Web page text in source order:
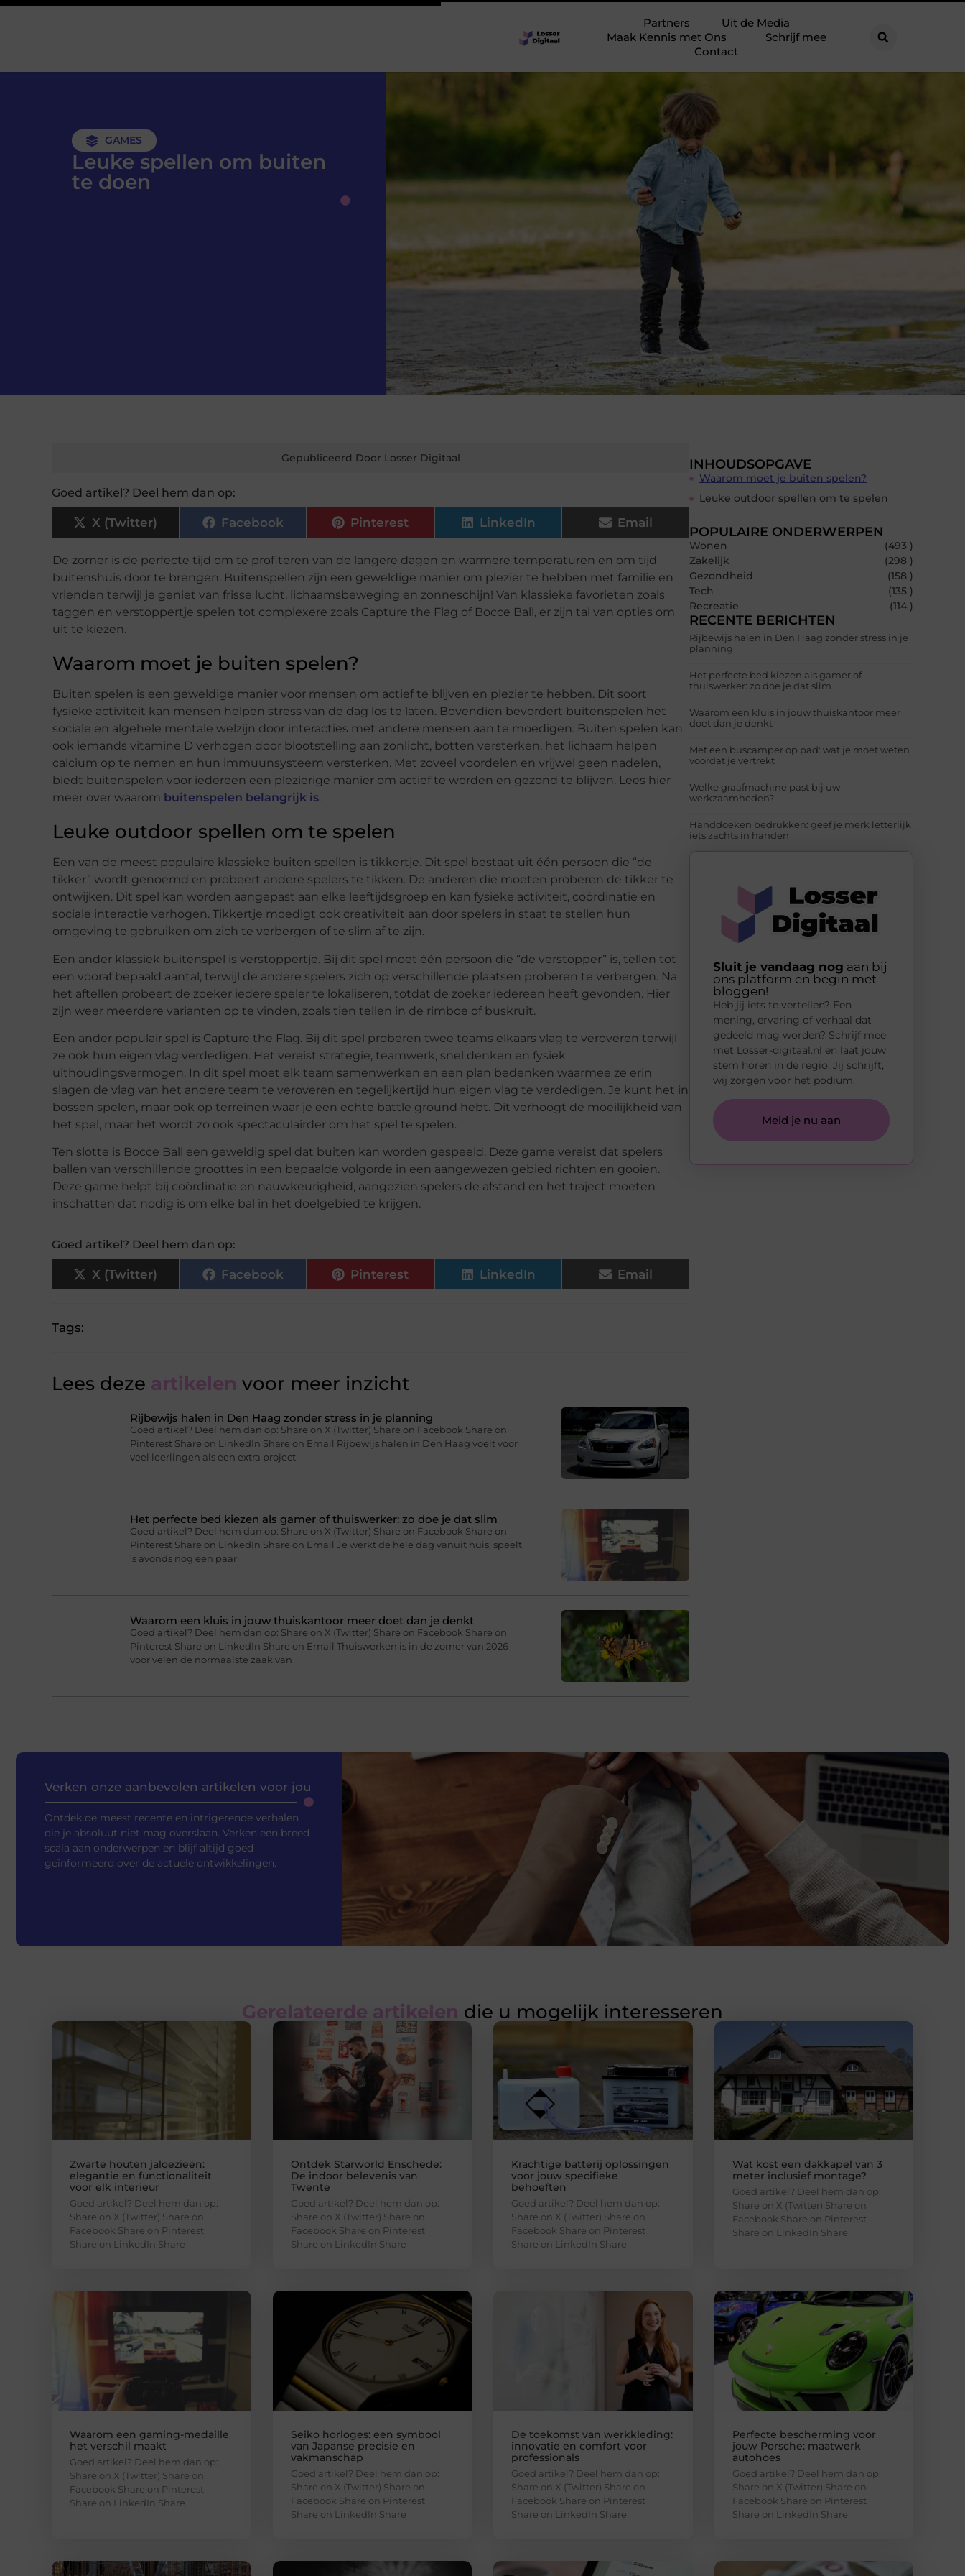
Partners
Uit de Media
Maak Kennis met Ons
Schrijf mee
Contact
GAMES
Leuke spellen om buiten
te doen
Gepubliceerd Door Losser Digitaal
Goed artikel? Deel hem dan op:
X (Twitter) Facebook Pinterest LinkedIn Email
De zomer is de perfecte tijd om te profiteren van de langere dagen en warmere temperaturen en om tijd
buitenshuis door te brengen. Buitenspellen zijn een geweldige manier om plezier te hebben met familie en
vrienden terwijl je geniet van frisse lucht, lichaamsbeweging en zonneschijn! Van klassieke favorieten zoals
taggen en verstoppertje spelen tot complexere zoals Capture the Flag of Bocce Ball, er zijn tal van opties om
uit te kiezen.
Waarom moet je buiten spelen?
Buiten spelen is een geweldige manier voor mensen om actief te blijven en plezier te hebben. Dit soort
fysieke activiteit kan mensen helpen stress van de dag los te laten. Bovendien bevordert buitenspelen het
sociale en algehele mentale welzijn door interacties met andere mensen aan te moedigen. Buiten spelen kan
ook iemands vitamine D verhogen door blootstelling aan zonlicht, botten versterken, het lichaam helpen
calcium op te nemen en hun immuunsysteem versterken. Met zoveel voordelen en vrijwel geen nadelen,
biedt buitenspelen voor iedereen een plezierige manier om actief te worden en gezond te blijven. Lees hier
meer over waarom buitenspelen belangrijk is.
Leuke outdoor spellen om te spelen
Een van de meest populaire klassieke buiten spellen is tikkertje. Dit spel bestaat uit één persoon die “de
tikker” wordt genoemd en probeert andere spelers te tikken. De anderen die moeten proberen de tikker te
ontwijken. Dit spel kan worden aangepast aan elke leeftijdsgroep en kan fysieke activiteit, coördinatie en
sociale interactie verhogen. Tikkertje moedigt ook creativiteit aan door spelers in staat te stellen hun
omgeving te gebruiken om zich te verbergen of te slim af te zijn.
Een ander klassiek buitenspel is verstoppertje. Bij dit spel moet één persoon die “de verstopper” is, tellen tot
een vooraf bepaald aantal, terwijl de andere spelers zich op verschillende plaatsen proberen te verbergen. Na
het aftellen probeert de zoeker iedere speler te lokaliseren, totdat de zoeker iedereen heeft gevonden. Hier
zijn weer meerdere varianten op te vinden, zoals tien tellen in de rimboe of buskruit.
Een ander populair spel is Capture the Flag. Bij dit spel proberen twee teams elkaars vlag te veroveren terwijl
ze ook hun eigen vlag verdedigen. Het vereist strategie, teamwerk, snel denken en fysiek
uithoudingsvermogen. In dit spel moet elk team samenwerken en een plan bedenken waarmee ze erin
slagen de vlag van het andere team te veroveren en tegelijkertijd hun eigen vlag te verdedigen. Je kunt het in
bossen spelen, maar ook op terreinen waar je een echte battle ground hebt. Dit verhoogt de moeilijkheid van
het spel, maar het wordt zo ook spectaculairder om het spel te spelen.
Ten slotte is Bocce Ball een geweldig spel dat buiten kan worden gespeeld. Deze game vereist dat spelers
ballen van verschillende groottes in een bepaalde volgorde in een aangewezen gebied richten en gooien.
Deze game helpt bij coördinatie en nauwkeurigheid, aangezien spelers de afstand en het traject moeten
inschatten dat nodig is om elke bal in het doelgebied te krijgen.
Goed artikel? Deel hem dan op:
X (Twitter) Facebook Pinterest LinkedIn Email
Tags:
Lees deze artikelen voor meer inzicht
Rijbewijs halen in Den Haag zonder stress in je planning
Goed artikel? Deel hem dan op: Share on X (Twitter) Share on Facebook Share on
Pinterest Share on LinkedIn Share on Email Rijbewijs halen in Den Haag voelt voor
veel leerlingen als een extra project
Het perfecte bed kiezen als gamer of thuiswerker: zo doe je dat slim
Goed artikel? Deel hem dan op: Share on X (Twitter) Share on Facebook Share on
Pinterest Share on LinkedIn Share on Email Je werkt de hele dag vanuit huis, speelt
’s avonds nog een paar
Waarom een kluis in jouw thuiskantoor meer doet dan je denkt
Goed artikel? Deel hem dan op: Share on X (Twitter) Share on Facebook Share on
Pinterest Share on LinkedIn Share on Email Thuiswerken is in de zomer van 2026
voor velen de normaalste zaak van
INHOUDSOPGAVE
Waarom moet je buiten spelen?
Leuke outdoor spellen om te spelen
POPULAIRE ONDERWERPEN
Wonen
(493 )
Zakelijk
(298 )
Gezondheid
(158 )
Tech
(135 )
Recreatie
(114 )
RECENTE BERICHTEN
Rijbewijs halen in Den Haag zonder stress in je
planning
Het perfecte bed kiezen als gamer of
thuiswerker: zo doe je dat slim
Waarom een kluis in jouw thuiskantoor meer
doet dan je denkt
Met een buscamper op pad: wat je moet weten
voordat je vertrekt
Welke graafmachine past bij uw
werkzaamheden?
Handdoeken bedrukken: geef je merk letterlijk
iets zachts in handen
Sluit je vandaag nog aan bij
ons platform en begin met
bloggen!
Heb jij iets te vertellen? Een
mening, ervaring of verhaal dat
gedeeld mag worden? Schrijf mee
met Losser-digitaal.nl en laat jouw
stem horen in de regio. Jij schrijft,
wij zorgen voor het podium.
Meld je nu aan
Verken onze aanbevolen artikelen voor jou
Ontdek de meest recente en intrigerende verhalen
die je absoluut niet mag overslaan. Verken een breed
scala aan onderwerpen en blijf altijd goed
geïnformeerd over de actuele ontwikkelingen.
Gerelateerde artikelen die u mogelijk interesseren
Zwarte houten jaloezieën:
elegantie en functionaliteit
voor elk interieur
Goed artikel? Deel hem dan op:
Share on X (Twitter) Share on
Facebook Share on Pinterest
Share on LinkedIn Share
Ontdek Starworld Enschede:
De indoor belevenis van
Twente
Goed artikel? Deel hem dan op:
Share on X (Twitter) Share on
Facebook Share on Pinterest
Share on LinkedIn Share
Krachtige batterij oplossingen
voor jouw specifieke
behoeften
Goed artikel? Deel hem dan op:
Share on X (Twitter) Share on
Facebook Share on Pinterest
Share on LinkedIn Share
Wat kost een dakkapel van 3
meter inclusief montage?
Goed artikel? Deel hem dan op:
Share on X (Twitter) Share on
Facebook Share on Pinterest
Share on LinkedIn Share
Waarom een gaming-medaille
het verschil maakt
Goed artikel? Deel hem dan op:
Share on X (Twitter) Share on
Facebook Share on Pinterest
Share on LinkedIn Share
Seiko horloges: een symbool
van Japanse precisie en
vakmanschap
Goed artikel? Deel hem dan op:
Share on X (Twitter) Share on
Facebook Share on Pinterest
Share on LinkedIn Share
De toekomst van werkkleding:
innovatie en comfort voor
professionals
Goed artikel? Deel hem dan op:
Share on X (Twitter) Share on
Facebook Share on Pinterest
Share on LinkedIn Share
Perfecte bescherming voor
jouw Porsche: maatwerk
autohoes
Goed artikel? Deel hem dan op:
Share on X (Twitter) Share on
Facebook Share on Pinterest
Share on LinkedIn Share